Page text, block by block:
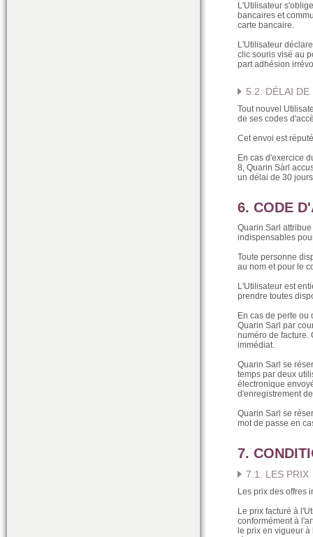
L'Utilisateur
bancaires et
carte bancaire.
L'Utilisateur
clic souris visé au
part adhésion
5.2. DÉLAI DE
Tout nouvel
de ses codes
Cet envoi est
En cas d'exercice
8, Quarin Sàrl
un délai de 30
6. CODE
Quarin Sarl
indispensables
Toute personne
au nom et pour le
L'Utilisateur est
prendre toutes
En cas de perte
Quarin Sarl par
numéro de facture.
immédiat.
Quarin Sarl se
temps par deux
électronique
d'enregistrement
Quarin Sarl se
mot de passe en
7.
7.1. LES PRIX
Les prix des offres
Le prix facturé à
conformément à
le prix en vigueur